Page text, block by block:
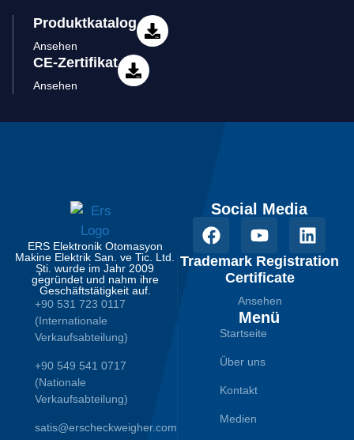
Produktkatalog
Ansehen
CE-Zertifikat
Ansehen
ERS Elektronik Otomasyon
Makine Elektrik San. ve Tic. Ltd.
Şti. wurde im Jahr 2009
gegründet und nahm ihre
Geschäftstätigkeit auf.
+90 531 723 0117
(Internationale
Verkaufsabteilung)
+90 549 541 0717
(Nationale
Verkaufsabteilung)
satis@erscheckweigher.com
Social Media
Trademark Registration
Certificate
Ansehen
Menü
Startseite
Über uns
Kontakt
Medien